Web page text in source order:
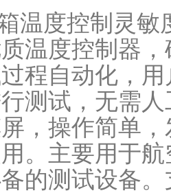
温度控制灵敏
温度控制器
程自动化，
测试，无需
，操作简单
。 主要用于
的测试设备